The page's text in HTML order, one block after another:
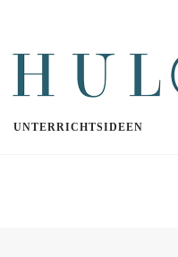
UNTERRICHTSIDEEN